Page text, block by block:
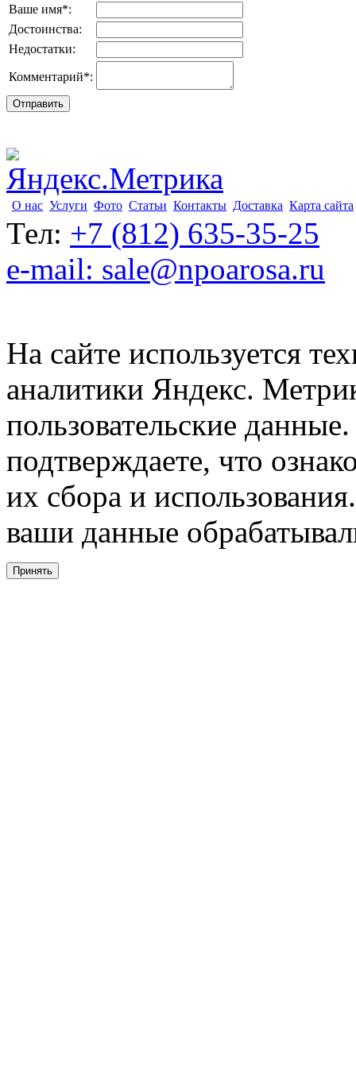
Ваше имя*:
Достоинства:
Недостатки:
Комментарий*:
О нас Услуги Фото Статьи Контакты Доставка Карта сайта
Тел: +7 (812) 635-35-25
e-mail: sale@npoarosa.ru
На сайте используется
аналитики Яндекс.
пользовательские
подтверждаете, что
их сбора и
ваши данные
Принять